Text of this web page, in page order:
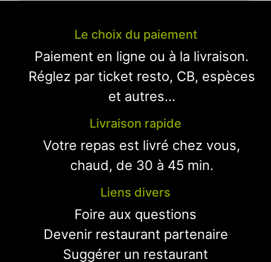
Le choix du paiement
Paiement en ligne ou à la livraison.
Réglez par ticket resto, CB, espèces
et autres...
Livraison rapide
Votre repas est livré chez vous,
chaud, de 30 à 45 min.
Liens divers
Foire aux questions
Devenir restaurant partenaire
Suggérer un restaurant